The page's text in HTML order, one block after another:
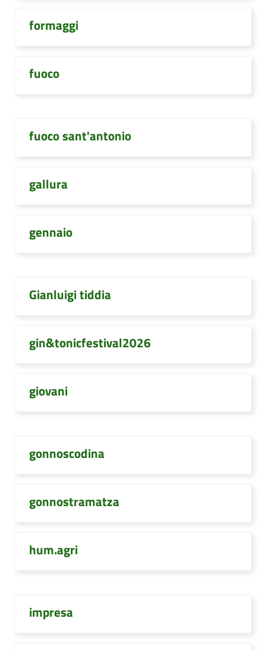
formaggi
fuoco
fuoco sant'antonio
gallura
gennaio
Gianluigi tiddia
gin&tonicfestival2026
giovani
gonnoscodina
gonnostramatza
hum.agri
impresa